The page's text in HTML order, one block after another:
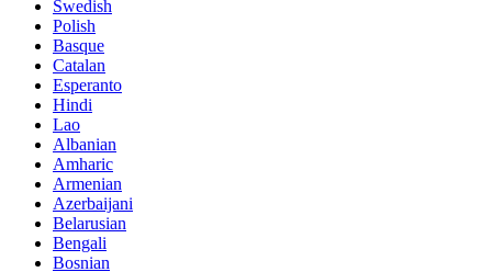
Swedish
Polish
Basque
Catalan
Esperanto
Hindi
Lao
Albanian
Amharic
Armenian
Azerbaijani
Belarusian
Bengali
Bosnian